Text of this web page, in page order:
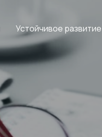
Устойчивое развитие